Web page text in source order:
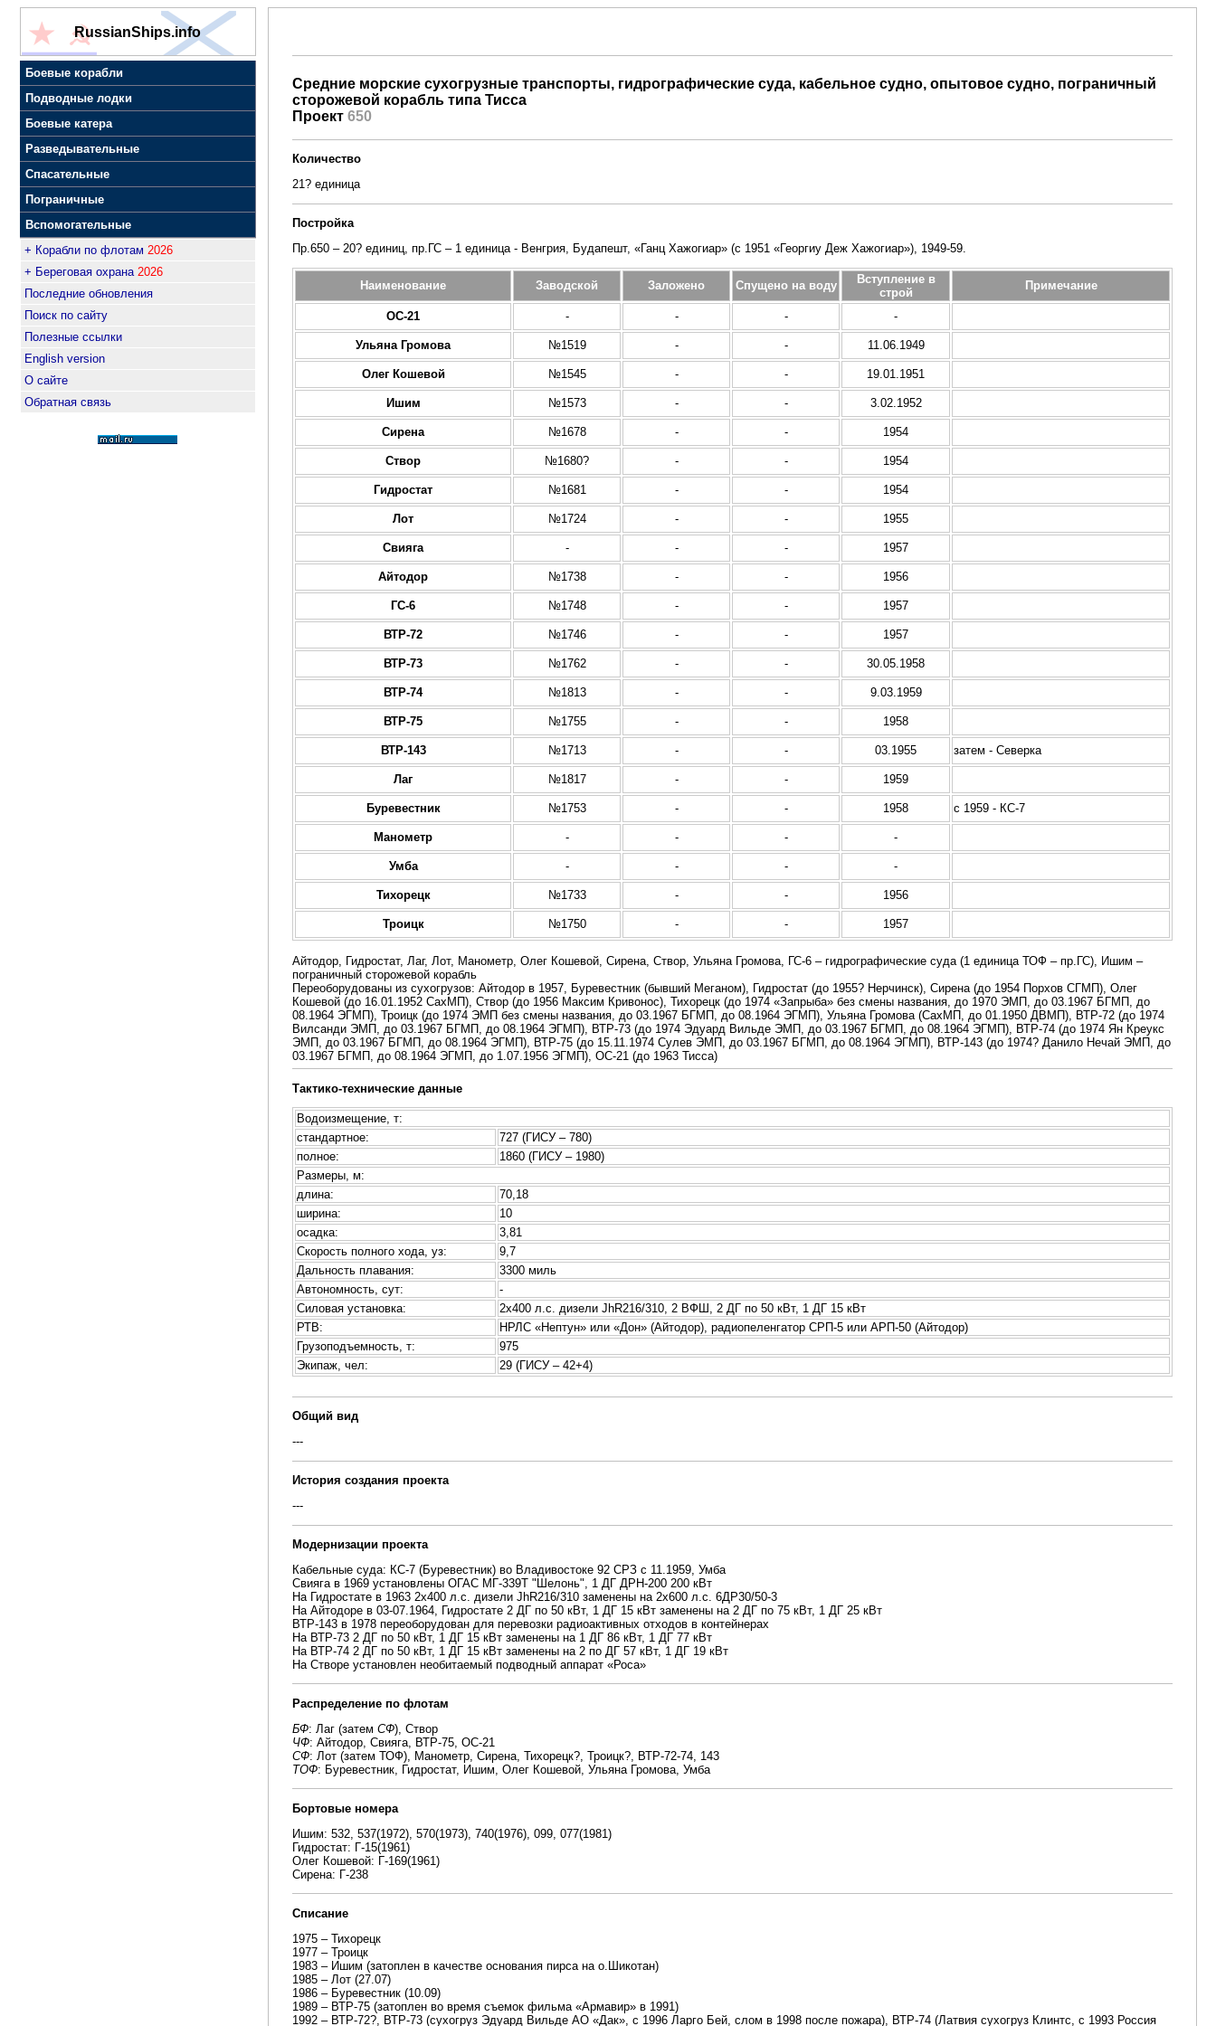
RussianShips.info
Боевые корабли
Подводные лодки
Боевые катера
Разведывательные
Спасательные
Пограничные
Вспомогательные
+ Корабли по флотам 2026
+ Береговая охрана 2026
Последние обновления
Поиск по сайту
Полезные ссылки
English version
О сайте
Обратная связь
Средние морские сухогрузные транспорты, гидрографические суда, кабельное судно, опытовое судно, пограничный
сторожевой корабль типа Тисса
Проект 650
Количество
21? единица
Постройка
Пр.650 – 20? единиц, пр.ГС – 1 единица - Венгрия, Будапешт, «Ганц Хажогиар» (с 1951 «Георгиу Деж Хажогиар»), 1949-59.
Наименование Заводской Заложено Спущено на воду
Вступление в
строй
Примечание
ОС-21 - - - -
Ульяна Громова №1519 - - 11.06.1949
Олег Кошевой №1545 - - 19.01.1951
Ишим №1573 - - 3.02.1952
Сирена №1678 - - 1954
Створ №1680? - - 1954
Гидростат №1681 - - 1954
Лот №1724 - - 1955
Свияга - - - 1957
Айтодор №1738 - - 1956
ГС-6 №1748 - - 1957
ВТР-72 №1746 - - 1957
ВТР-73 №1762 - - 30.05.1958
ВТР-74 №1813 - - 9.03.1959
ВТР-75 №1755 - - 1958
ВТР-143 №1713 - - 03.1955 затем - Северка
Лаг №1817 - - 1959
Буревестник №1753 - - 1958 с 1959 - КС-7
Манометр - - - -
Умба - - - -
Тихорецк №1733 - - 1956
Троицк №1750 - - 1957
Айтодор, Гидростат, Лаг, Лот, Манометр, Олег Кошевой, Сирена, Створ, Ульяна Громова, ГС-6 – гидрографические суда (1 единица ТОФ – пр.ГС), Ишим –
пограничный сторожевой корабль
Переоборудованы из сухогрузов: Айтодор в 1957, Буревестник (бывший Меганом), Гидростат (до 1955? Нерчинск), Сирена (до 1954 Порхов СГМП), Олег
Кошевой (до 16.01.1952 СахМП), Створ (до 1956 Максим Кривонос), Тихорецк (до 1974 «Запрыба» без смены названия, до 1970 ЭМП, до 03.1967 БГМП, до
08.1964 ЭГМП), Троицк (до 1974 ЭМП без смены названия, до 03.1967 БГМП, до 08.1964 ЭГМП), Ульяна Громова (СахМП, до 01.1950 ДВМП), ВТР-72 (до 1974
Вилсанди ЭМП, до 03.1967 БГМП, до 08.1964 ЭГМП), ВТР-73 (до 1974 Эдуард Вильде ЭМП, до 03.1967 БГМП, до 08.1964 ЭГМП), ВТР-74 (до 1974 Ян Креукс
ЭМП, до 03.1967 БГМП, до 08.1964 ЭГМП), ВТР-75 (до 15.11.1974 Сулев ЭМП, до 03.1967 БГМП, до 08.1964 ЭГМП), ВТР-143 (до 1974? Данило Нечай ЭМП, до
03.1967 БГМП, до 08.1964 ЭГМП, до 1.07.1956 ЭГМП), ОС-21 (до 1963 Тисса)
Тактико-технические данные
Водоизмещение, т:
стандартное:
727 (ГИСУ – 780)
полное:
1860 (ГИСУ – 1980)
Размеры, м:
длина:
70,18
ширина:
10
осадка:
3,81
Скорость полного хода, уз:
9,7
Дальность плавания:
3300 миль
Автономность, сут:
-
Силовая установка:
2х400 л.с. дизели JhR216/310, 2 ВФШ, 2 ДГ по 50 кВт, 1 ДГ 15 кВт
РТВ:
НРЛС «Нептун» или «Дон» (Айтодор), радиопеленгатор СРП-5 или АРП-50 (Айтодор)
Грузоподъемность, т:
975
Экипаж, чел:
29 (ГИСУ – 42+4)
Общий вид
---
История создания проекта
---
Модернизации проекта
Кабельные суда: КС-7 (Буревестник) во Владивостоке 92 СРЗ с 11.1959, Умба
Свияга в 1969 установлены ОГАС МГ-339Т "Шелонь", 1 ДГ ДРН-200 200 кВт
На Гидростате в 1963 2х400 л.с. дизели JhR216/310 заменены на 2х600 л.с. 6ДР30/50-3
На Айтодоре в 03-07.1964, Гидростате 2 ДГ по 50 кВт, 1 ДГ 15 кВт заменены на 2 ДГ по 75 кВт, 1 ДГ 25 кВт
ВТР-143 в 1978 переоборудован для перевозки радиоактивных отходов в контейнерах
На ВТР-73 2 ДГ по 50 кВт, 1 ДГ 15 кВт заменены на 1 ДГ 86 кВт, 1 ДГ 77 кВт
На ВТР-74 2 ДГ по 50 кВт, 1 ДГ 15 кВт заменены на 2 по ДГ 57 кВт, 1 ДГ 19 кВт
На Створе установлен необитаемый подводный аппарат «Роса»
Распределение по флотам
БФ: Лаг (затем СФ), Створ
ЧФ: Айтодор, Свияга, ВТР-75, ОС-21
СФ: Лот (затем ТОФ), Манометр, Сирена, Тихорецк?, Троицк?, ВТР-72-74, 143
ТОФ: Буревестник, Гидростат, Ишим, Олег Кошевой, Ульяна Громова, Умба
Бортовые номера
Ишим: 532, 537(1972), 570(1973), 740(1976), 099, 077(1981)
Гидростат: Г-15(1961)
Олег Кошевой: Г-169(1961)
Сирена: Г-238
Списание
1975 – Тихорецк
1977 – Троицк
1983 – Ишим (затоплен в качестве основания пирса на о.Шикотан)
1985 – Лот (27.07)
1986 – Буревестник (10.09)
1989 – ВТР-75 (затоплен во время съемок фильма «Армавир» в 1991)
1992 – ВТР-72?, ВТР-73 (сухогруз Эдуард Вильде АО «Дак», с 1996 Ларго Бей, слом в 1998 после пожара), ВТР-74 (Латвия сухогруз Клинтс, с 1993 Россия